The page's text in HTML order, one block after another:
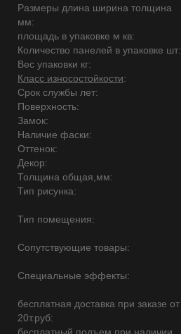
Размеры длина ширина толщина
мм:
площадь в упаковке м кв:
Количество панелей в упаковке шт:
Вес упаковки кг:
Класс износостойкости:
Срок службы лет:
Поверхность:
Замок:
Наличие фаски:
Оттенок:
Декор:
Толщина общая,мм:
Тип рисунка:
Тип помещения:
Сопутствующие товары:
Специальные эффекты:
бесплатная доставка при заказе от
20т.руб: